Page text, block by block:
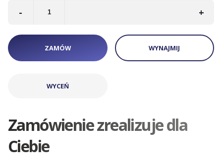
+
-
ZAMÓW WYNAJMIJ
WYCEŃ
Zamówienie zrealizuje dla
Ciebie